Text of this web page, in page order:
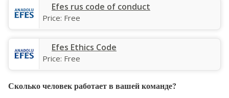
‎Efes rus code of conduct
Price: Free
Efes Ethics Code
Price: Free
Сколько человек работает в вашей команде?